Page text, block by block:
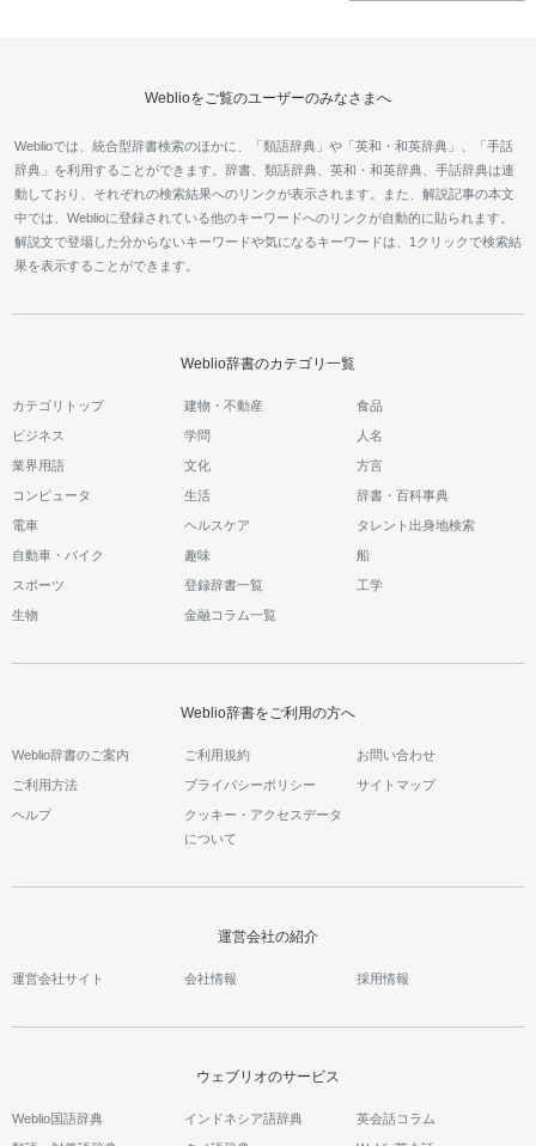
Weblioをご覧のユーザーのみなさまへ
Weblioでは、統合型辞書検索のほかに、「類語辞典」や「英和・和英辞典」、「手話
辞典」を利用することができます。辞書、類語辞典、英和・和英辞典、手話辞典は連
動しており、それぞれの検索結果へのリンクが表示されます。また、解説記事の本文
中では、Weblioに登録されている他のキーワードへのリンクが自動的に貼られます。
解説文で登場した分からないキーワードや気になるキーワードは、1クリックで検索結
果を表示することができます。
Weblio辞書のカテゴリ一覧
カテゴリトップ 建物・不動産 食品
ビジネス 学問 人名
業界用語 文化 方言
コンピュータ 生活 辞書・百科事典
電車 ヘルスケア タレント出身地検索
自動車・バイク 趣味 船
スポーツ 登録辞書一覧 工学
生物 金融コラム一覧
Weblio辞書をご利用の方へ
Weblio辞書のご案内 ご利用規約 お問い合わせ
ご利用方法 プライバシーポリシー サイトマップ
ヘルプ
クッキー・アクセスデータ
について
運営会社の紹介
運営会社サイト 会社情報 採用情報
ウェブリオのサービス
Weblio国語辞典 インドネシア語辞典 英会話コラム